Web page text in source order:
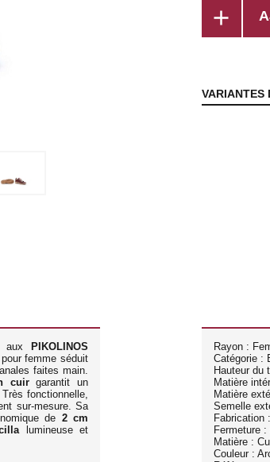
add
VARIANTES
aux
PIKOLINOS
femme séduit
faites main.
cuirgarantit un
fonctionnelle,
sur-mesure. Sa
de 2 cm
lumineuse et
Rayon :
Catégorie :
Hauteur du
Matière
Matière
Semelle
Fabrication
Fermeture
Matière :
Couleur :